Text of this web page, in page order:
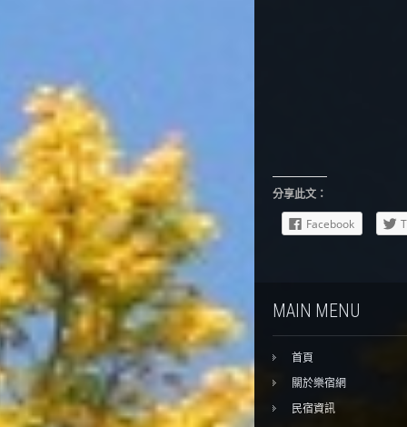
分享此文：
Facebook
MAIN MENU
首頁
關於樂宿網
民宿資訊